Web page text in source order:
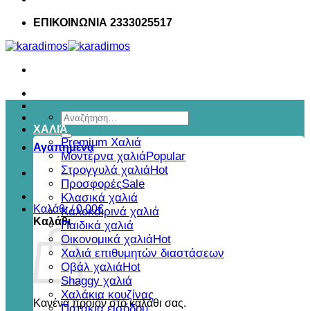
ΕΠΙΚΟΙΝΩΝΙΑ 2333025517
Αναζήτηση
για:
Αγαπημένα
Καλάθι /0,00€
Καλάθι
Κανένα προϊόν στο καλάθι σας.
ΧΑΛΙΆ
Premium Χαλιά
Μοντέρνα χαλιά
Στρογγυλά χαλιά
Προσφορές
Κλασικά χαλιά
Καλοκαιρινά χαλιά
Παιδικά χαλιά
Οικονομικά χαλιά
Χαλιά επιθυμητών διαστάσεων
Οβάλ χαλιά
Shaggy χαλιά
Χαλάκια κουζίνας